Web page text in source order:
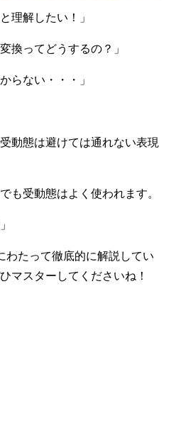
理解したい！」
換ってどうするの？」
らない・・・」
動態は避けては通れない表現
も受動態はよく使われます。
わたって徹底的に解説してい
マスターしてくださいね！